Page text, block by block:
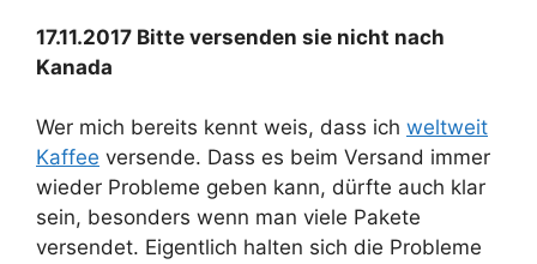
17.11.2017 Bitte versenden sie nicht nach
Kanada
Wer mich bereits kennt weis, dass ich weltweit
Kaffee versende. Dass es beim Versand immer
wieder Probleme geben kann, dürfte auch klar
sein, besonders wenn man viele Pakete
versendet. Eigentlich halten sich die Probleme